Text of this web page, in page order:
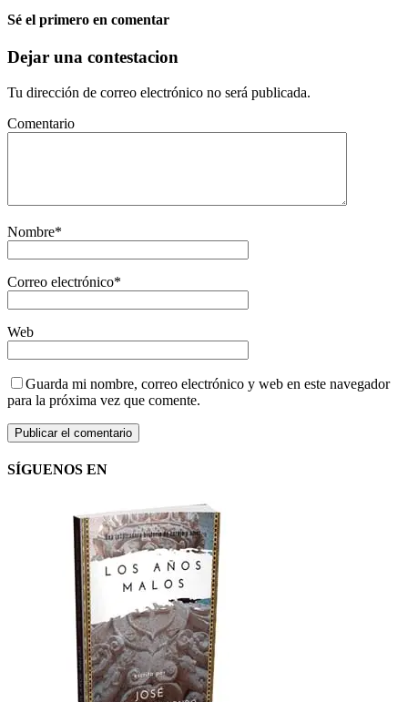
Sé el primero en comentar
Dejar una contestacion
Tu dirección de correo electrónico no será publicada.
Comentario
Nombre*
Correo electrónico*
Web
Guarda mi nombre, correo electrónico y web en este navegador
para la próxima vez que comente.
SÍGUENOS EN